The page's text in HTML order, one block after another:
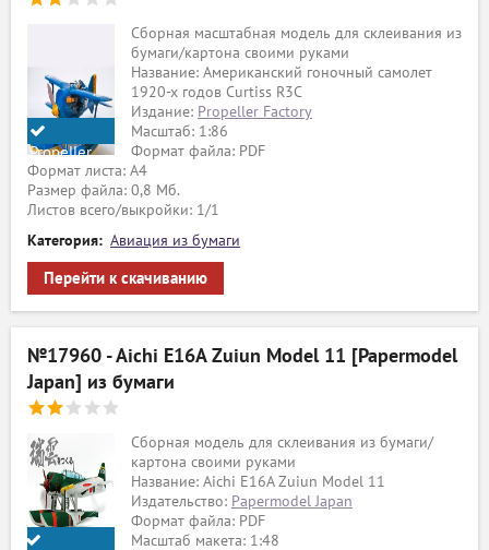
Propeller
Factory
Сборная масштабная модель для склеивания из
бумаги/картона своими руками
Название: Американский гоночный самолет
1920-х годов Curtiss R3C
Издание: Propeller Factory
Масштаб: 1:86
Формат файла: PDF
Формат листа: А4
Размер файла: 0,8 Мб.
Листов всего/выкройки: 1/1
Категория: Авиация из бумаги
Перейти к скачиванию
№17960 - Aichi E16A Zuiun Model 11 [Papermodel
Japan] из бумаги
Сборная модель для склеивания из бумаги/
картона своими руками
Название: Aichi E16A Zuiun Model 11
Издательство: Papermodel Japan
Формат файла: PDF
Масштаб макета: 1:48